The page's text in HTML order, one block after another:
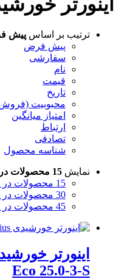
ترتیب بر اساس پیش
پیش فرض
سفارشی
نام
قیمت
تاریخ
محبوبیت
امتیاز میانگین
ارتباط
تصادفی
شناسه محصول
نمایش 15 محصولات در هر صفحه
15 محصولات در هر صفحه
30 محصولات در هر صفحه
45 محصولات در هر صفحه
Eco 25.0-3-S